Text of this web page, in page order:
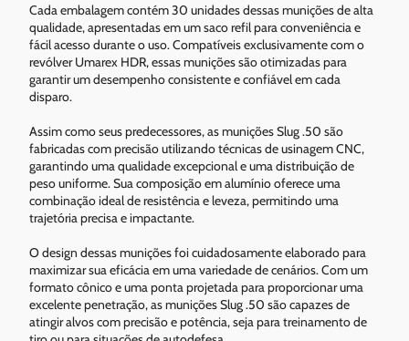
Cada embalagem contém 30 unidades dessas munições de alta
qualidade, apresentadas em um saco refil para conveniência e
fácil acesso durante o uso. Compatíveis exclusivamente com o
revólver Umarex HDR, essas munições são otimizadas para
garantir um desempenho consistente e confiável em cada
disparo.
Assim como seus predecessores, as munições Slug .50 são
fabricadas com precisão utilizando técnicas de usinagem CNC,
garantindo uma qualidade excepcional e uma distribuição de
peso uniforme. Sua composição em alumínio oferece uma
combinação ideal de resistência e leveza, permitindo uma
trajetória precisa e impactante.
O design dessas munições foi cuidadosamente elaborado para
maximizar sua eficácia em uma variedade de cenários. Com um
formato cônico e uma ponta projetada para proporcionar uma
excelente penetração, as munições Slug .50 são capazes de
atingir alvos com precisão e potência, seja para treinamento de